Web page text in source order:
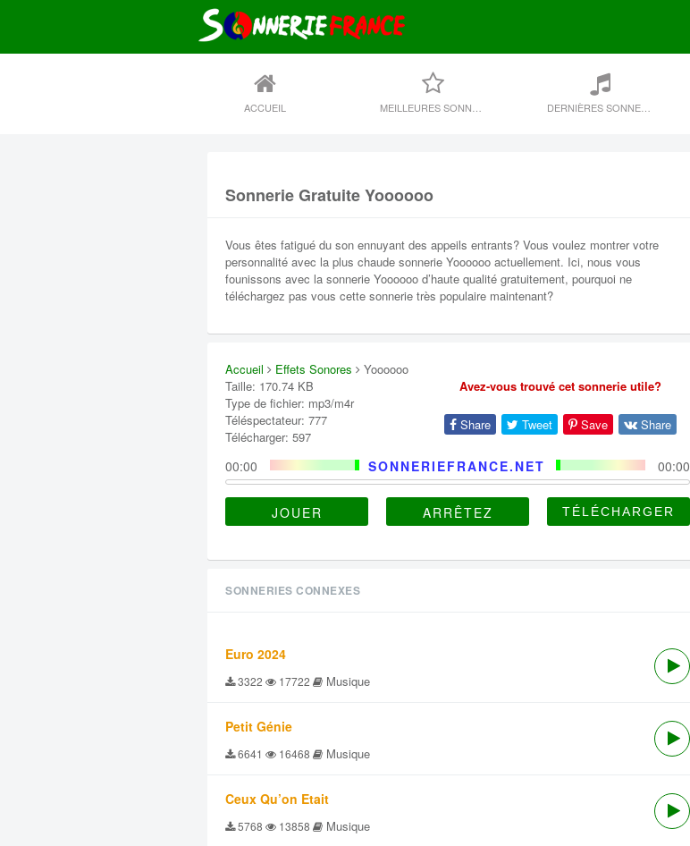
ACCUEIL
Sonnerie Gratuite Yoooooo
Vous êtes fatigué du son ennuyant des appeils entrants? Vous voulez montrer votre
personnalité avec la plus chaude sonnerie Yoooooo actuellement. Ici, nous vous
founissons avec la sonnerie Yoooooo d’haute qualité gratuitement, pourquoi ne
téléchargez pas vous cette sonnerie très populaire maintenant?
Accueil Effets Sonores
Yoooooo
Taille: 170.74 KB
Type de fichier: mp3/m4r
Téléspectateur: 777
Télécharger: 597
Avez-vous trouvé cet sonnerie utile?
Share Tweet Save Share
SONNERIEFRANCE.NET
00:00 00:00
JOUER ARRÊTEZ
SONNERIES CONNEXES
Euro 2024
3322 17722 Musique
Petit Génie
6641 16468 Musique
Ceux Qu’on Etait
5768 13858 Musique